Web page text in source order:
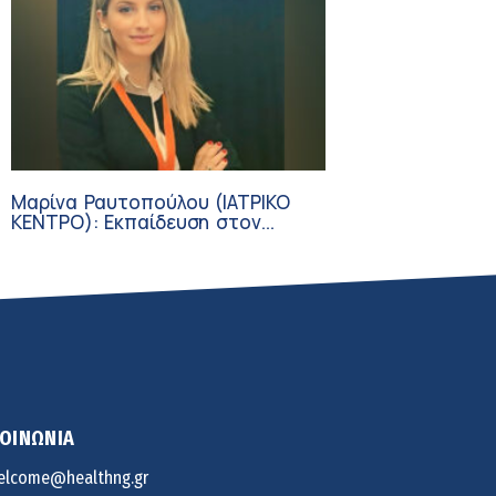
Μαρίνα Ραυτοπούλου (ΙΑΤΡΙΚΟ
ΚΕΝΤΡΟ): Εκπαίδευση στον